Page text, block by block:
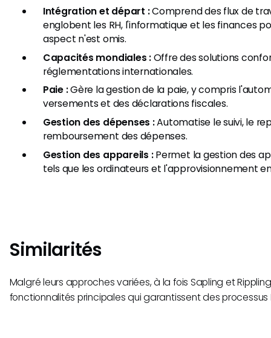
Intégration et départ :Comprend des flux de
englobent les RH, l'informatique et les finances
aspect n'est omis.
Capacités mondiales :Offre des solutions
réglementations internationales.
Paie :Gère la gestion de la paie, y compris
versements et des déclarations fiscales.
Gestion des dépenses :Automatise le suivi, le
remboursement des dépenses.
Gestion des appareils :Permet la gestion des
tels que les ordinateurs et l'approvisionnement
Similarités
Malgré leurs approches variées, à la fois Sapling et
fonctionnalités principales qui garantissent des processus